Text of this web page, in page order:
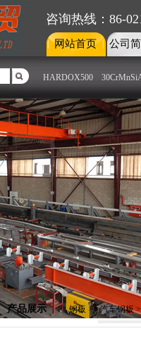
咨询热线：86-
网站首页 公司
HARDOX500
钢板部
产品展示 钢板 >>汽车钢板